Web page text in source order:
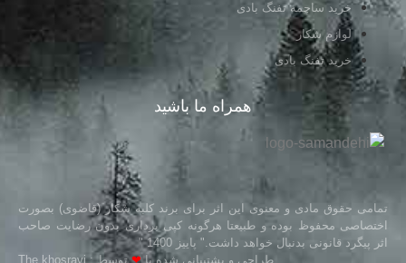
خرید ساچمه تفنگ بادی
لوازم شکار
خرید تفنگ بادی
همراه ما باشید
تمامی حقوق مادی و معنوی این اثر برای برند کلبه شکار (قاضوی) بصورت
اختصاصی محفوظ بوده و طبیعتا هرگونه کپی برداری بدون رضایت صاحب
اثر پیگرد قانونی بدنبال خواهد داشت." پاییز 1400 "
طراحی و پشتیبانی شده با❤توسط : The khosravi